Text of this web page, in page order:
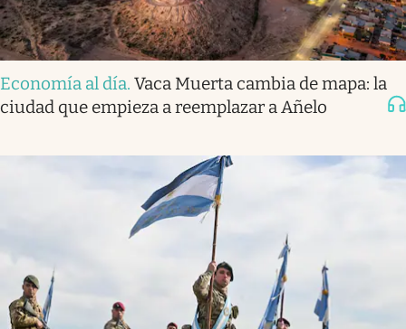
Economía al día. Vaca Muerta cambia de mapa: la
ciudad que empieza a reemplazar a Añelo